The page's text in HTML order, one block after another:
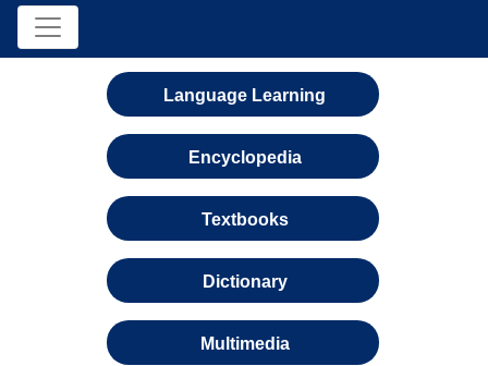
Language Learning
Encyclopedia
Textbooks
Dictionary
Multimedia